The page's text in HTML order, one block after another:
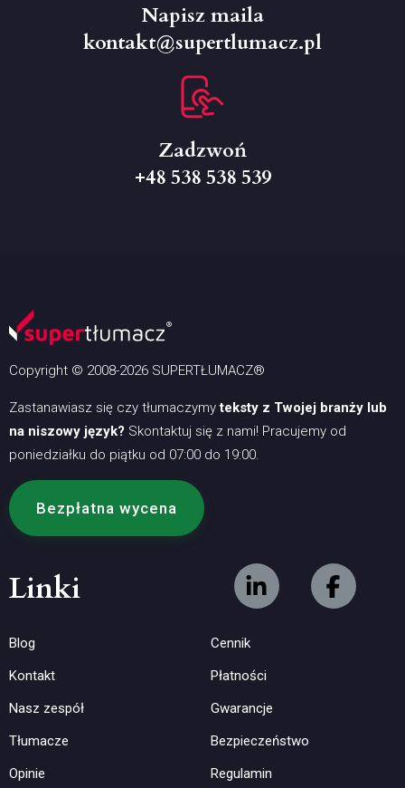
Napisz maila
kontakt@supertlumacz.pl
Zadzwoń
+48 538 538 539
Copyright © 2008-2026 SUPERTŁUMACZ®
Zastanawiasz się czy tłumaczymyteksty z Twojej branży lub
na niszowy język? Skontaktuj się z nami! Pracujemy od
poniedziałku do piątku od 07:00 do 19:00.
Bezpłatna wycena
Linki
Blog
Kontakt
Nasz zespół
Tłumacze
Opinie
Cennik
Płatności
Gwarancje
Bezpieczeństwo
Regulamin